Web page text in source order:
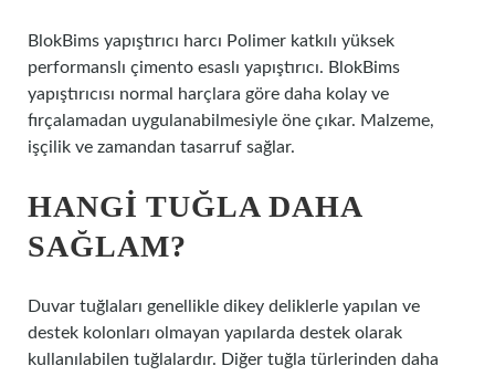
BlokBims yapıştırıcı harcı Polimer katkılı yüksek
performanslı çimento esaslı yapıştırıcı. BlokBims
yapıştırıcısı normal harçlara göre daha kolay ve
fırçalamadan uygulanabilmesiyle öne çıkar. Malzeme,
işçilik ve zamandan tasarruf sağlar.
HANGI TUĞLA DAHA
SAĞLAM?
Duvar tuğlaları genellikle dikey deliklerle yapılan ve
destek kolonları olmayan yapılarda destek olarak
kullanılabilen tuğlalardır. Diğer tuğla türlerinden daha